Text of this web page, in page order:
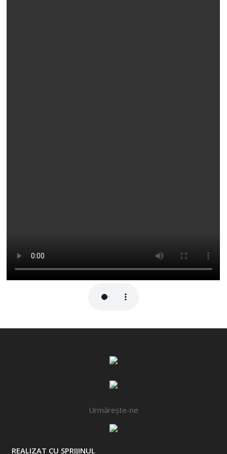
Urmărește-ne
REALIZAT CU SPRIJINUL